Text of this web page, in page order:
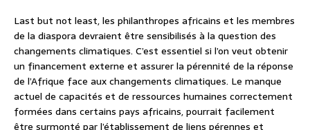
Last but not least, les philanthropes africains et les membres
de la diaspora devraient être sensibilisés à la question des
changements climatiques. C’est essentiel si l’on veut obtenir
un financement externe et assurer la pérennité de la réponse
de l’Afrique face aux changements climatiques. Le manque
actuel de capacités et de ressources humaines correctement
formées dans certains pays africains, pourrait facilement
être surmonté par l’établissement de liens pérennes et